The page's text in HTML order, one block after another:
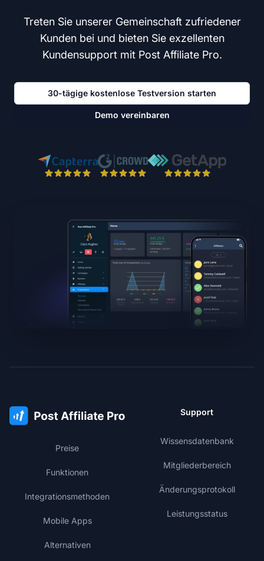
Treten Sie unserer Gemeinschaft zufriedener
Kunden bei und bieten Sie exzellenten
Kundensupport mit Post Affiliate Pro.
30-tägige kostenlose Testversion starten
Demo vereinbaren
Preise
Funktionen
Integrationsmethoden
Mobile Apps
Alternativen
Support
Wissensdatenbank
Mitgliederbereich
Änderungsprotokoll
Leistungsstatus